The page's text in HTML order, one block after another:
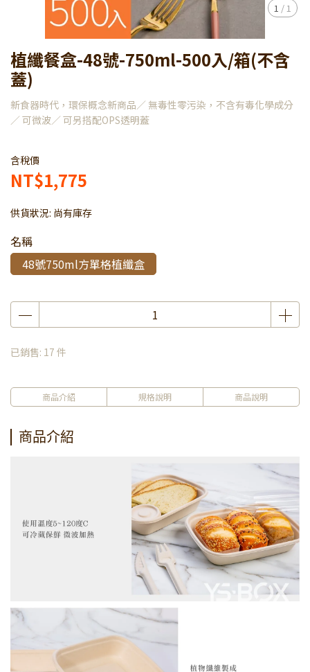
1 / 1
植纖餐盒-48號-750ml-500入/箱(不含
蓋)
新食器時代，環保概念新商品／ 無毒性零污染，不含有毒化學成分
／ 可微波／ 可另搭配OPS透明蓋
含稅價
NT$1,775
供貨狀況: 尚有庫存
名稱
48號750ml方單格植纖盒
已銷售: 17 件
商品介紹 規格說明 商品說明
商品介紹